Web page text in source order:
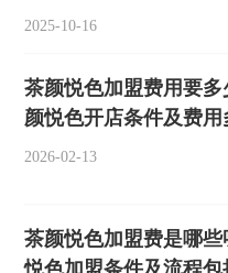
2025-10-16
茶颜悦色加盟费用要多
颜悦色开店条件及费用
2026-02-13
茶颜悦色加盟费是哪些